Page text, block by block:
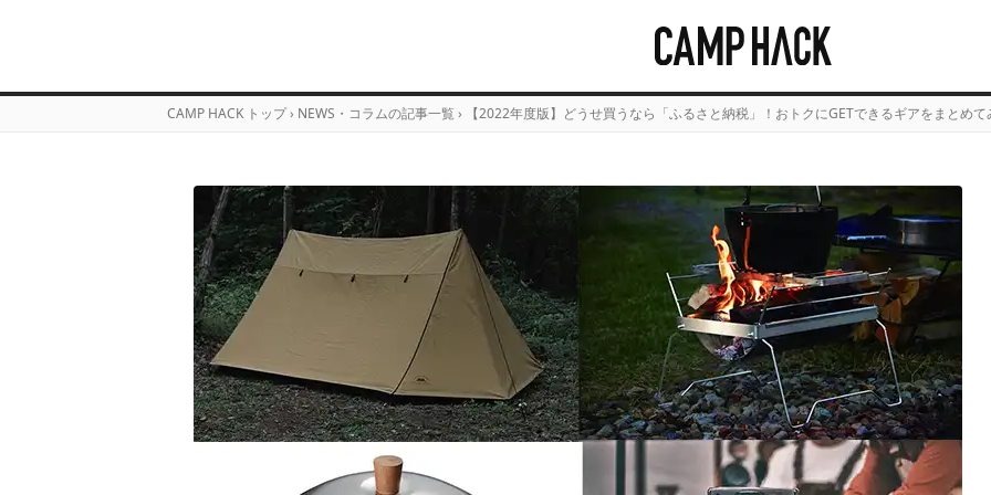
CAMP HACK トップ › NEWS・コラムの記事一覧 › 【2022年度版】どうせ買うなら「ふるさと納税」！おトクにGETできるギアをまとめて